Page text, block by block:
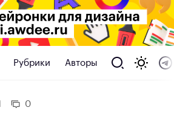
Рубрики Авторы
0